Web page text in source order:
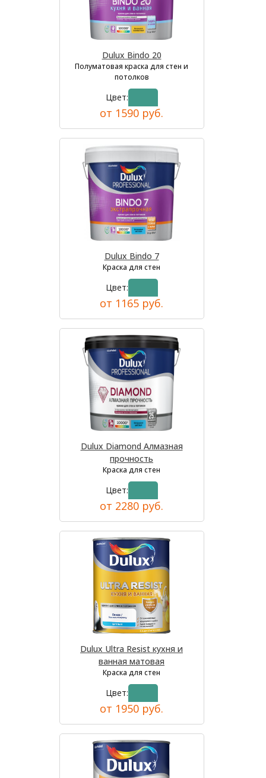
Dulux Bindo 20
Полуматовая краска для стен и
потолков
Цвет:
от 1590 руб.
Dulux Bindo 7
Краска для стен
Цвет:
от 1165 руб.
Dulux Diamond Алмазная
прочность
Краска для стен
Цвет:
от 2280 руб.
Dulux Ultra Resist кухня и
ванная матовая
Краска для стен
Цвет:
от 1950 руб.